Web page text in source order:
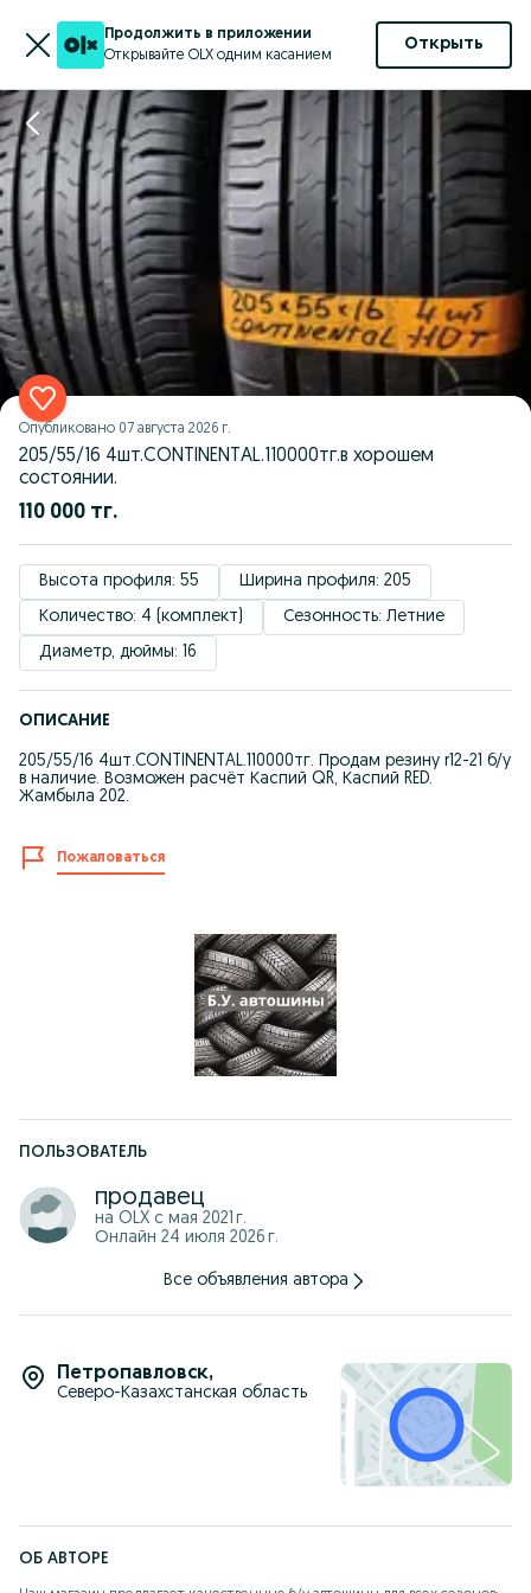
Продолжить в приложении
Открывайте OLX одним касанием
Открыть
Опубликовано 07 августа 2026 г.
205/55/16 4шт.CONTINENTAL.110000тг.в хорошем
состоянии.
110 000 тг.
Высота профиля: 55
Ширина профиля: 205
Количество: 4 (комплект)
Сезонность: Летние
Диаметр, дюймы: 16
ОПИСАНИЕ
205/55/16 4шт.CONTINENTAL.110000тг. Продам резину r12-21 б/у
в наличие. Возможен расчёт Каспий QR, Каспий RED.
Жамбыла 202.
Пожаловаться
ПОЛЬЗОВАТЕЛЬ
продавец
на OLX с мая 2021 г.
Онлайн 24 июля 2026 г.
Все объявления автора
Петропавловск,
Северо-Казахстанская область
ОБ АВТОРЕ